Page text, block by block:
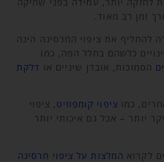
זמן רב מאוד.
להחליף את ציפוי החרסינה הינה
כלשהם בחלל הפה, כמו
הסמוכות, אובדן שיניים או
דלקת
כמו ציפוי קומפוזיט , ציפוי
יותר – אבל גם איכותי יותר
לקרוא המלצות על ציפוי חרסינה